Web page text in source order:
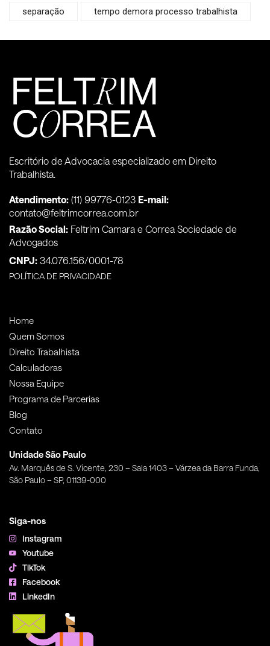
separação tempo demora processo trabalhista
Escritório de Advocacia especializado em Direito
Trabalhista.
Atendimento: (11) 99776-0123 E-mail:
contato@feltrimcorrea.com.br
Razão Social: Feltrim Camara e Correa Sociedade de
Advogados
CNPJ: 34.076.156/0001-78
POLÍTICA DE PRIVACIDADE
Home
Quem Somos
Direito Trabalhista
Calculadoras
Nossa Equipe
Programa de Parcerias
Blog
Contato
Unidade São Paulo
Av. Marquês de S. Vicente, 230 – Sala 1403 – Várzea da Barra Funda,
São Paulo – SP, 01139-000
Siga-nos
Instagram
Youtube
TikTok
Facebook
LinkedIn